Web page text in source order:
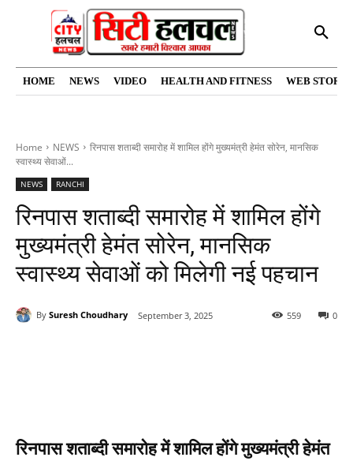
HOME NEWS VIDEO HEALTH AND FITNESS WEB
Home NEWS
रिनपास शताब्दी समारोह में शामिल होंगे मुख्यमंत्री हेमंत सोरेन, मानसिक
स्वास्थ्य सेवाओं...
NEWS RANCHI
रिनपास शताब्दी समारोह में शामिल होंगे
मुख्यमंत्री हेमंत सोरेन, मानसिक
स्वास्थ्य सेवाओं को मिलेगी नई पहचान
By Suresh Choudhary September 3, 2025 0
559
रिनपास शताब्दी समारोह में शामिल होंगे मुख्यमंत्री हेमंत